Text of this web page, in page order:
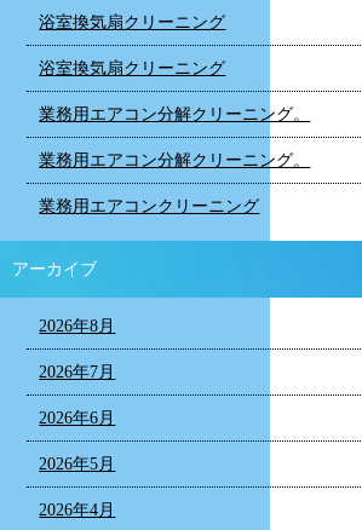
浴室換気扇クリーニング
浴室換気扇クリーニング
業務用エアコン分解クリーニング。
業務用エアコン分解クリーニング。
業務用エアコンクリーニング
アーカイブ
2026年8月
2026年7月
2026年6月
2026年5月
2026年4月